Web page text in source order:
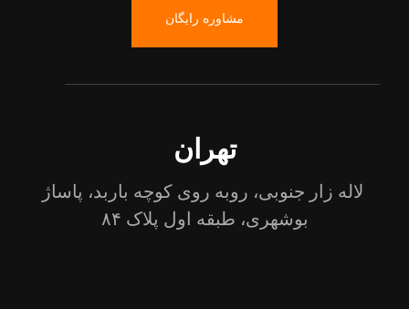
مشاوره رایگان
تهران
لاله زار جنوبی، روبه روی کوچه باربد، پاساژ
بوشهری، طبقه اول پلاک ۸۴